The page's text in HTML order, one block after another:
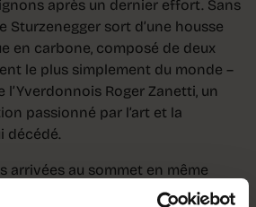
après un dernier effort. Sans
Sturzenegger sort d’une housse
en carbone, composé de deux
le plus simplement du monde –
Roger Zanetti, un
passionné par l’art et la
décédé.
arrivées au sommet en même
met à jouer. En silence, chacun